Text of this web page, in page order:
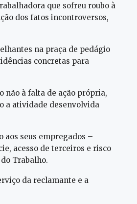
que sofreu roubo à
dos fatos incontroversos,
na praça de pedágio
concretas para
não à falta de ação própria,
a atividade desenvolvida
aos seus empregados –
acesso de terceiros e risco
Trabalho.
da reclamante e a